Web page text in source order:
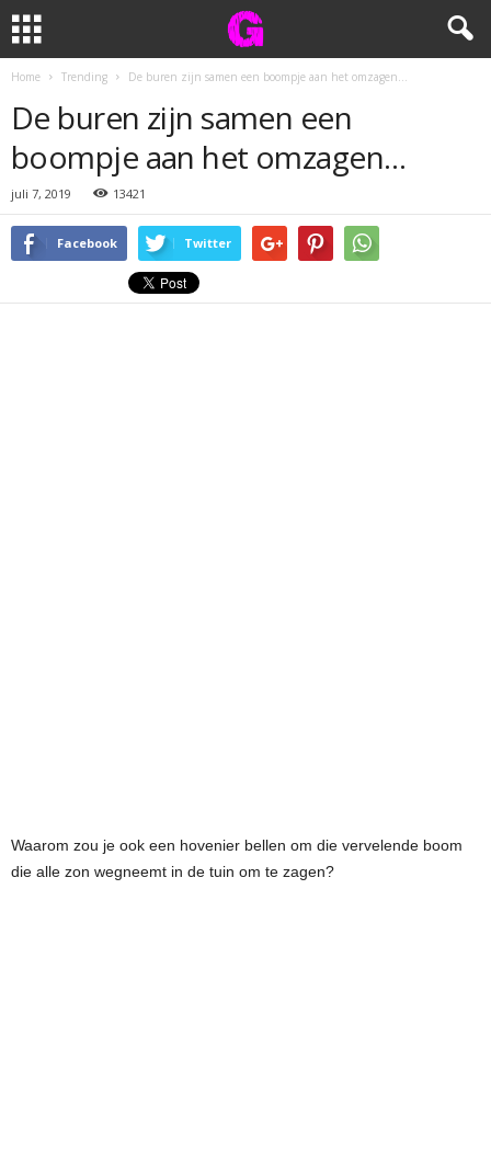
Home Trending De buren zijn samen een boompje aan het omzagen…
De buren zijn samen een
boompje aan het omzagen…
juli 7, 2019 13421
Facebook Twitter
Waarom zou je ook een hovenier bellen om die vervelende boom
die alle zon wegneemt in de tuin om te zagen?